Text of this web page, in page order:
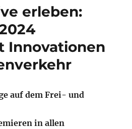
erleben:
Innovationen
auf dem Frei- und
in allen